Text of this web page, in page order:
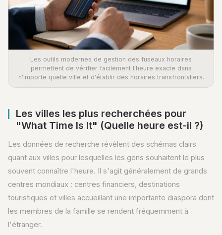
Les outils modernes de gestion des fuseaux horaires
permettent de vérifier facilement l'heure exacte dans
n'importe quelle ville et d'établir des horaires transfrontaliers.
Les villes les plus recherchées pour
"What Time Is It" (Quelle heure est-il ?)
Les données de recherche révèlent des schémas clairs
quant aux villes pour lesquelles les gens souhaitent le plus
souvent connaître l'heure. Il s'agit généralement de grands
centres mondiaux : centres financiers, destinations
touristiques et villes accueillant une importante diaspora dont
les membres de la famille se rendent fréquemment à
l'étranger.